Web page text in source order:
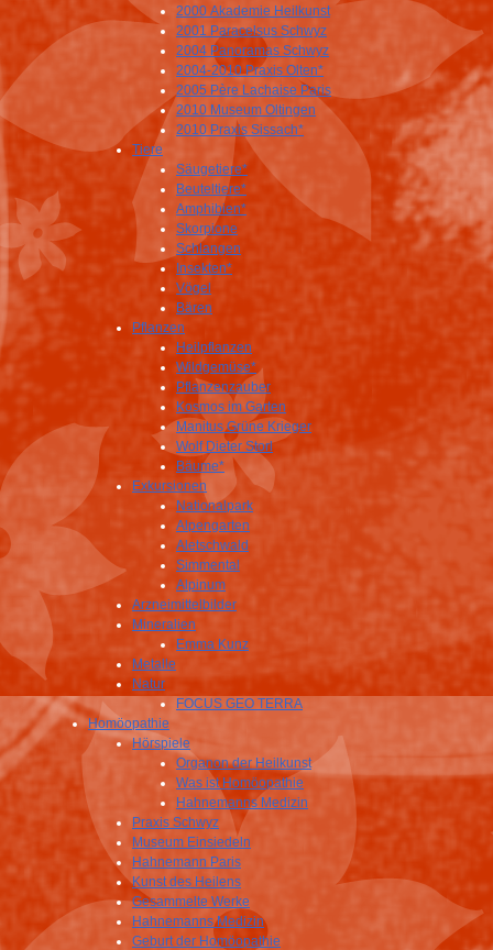
2000 Akademie Heilkunst
2001 Paracelsus Schwyz
2004 Panoramas Schwyz
2004-2010 Praxis Olten*
2005 Père Lachaise Paris
2010 Museum Oltingen
2010 Praxis Sissach*
Tiere
Säugetiere*
Beuteltiere*
Amphibien*
Skorpione
Schlangen
Insekten*
Vögel
Bären
Pflanzen
Heilpflanzen
Wildgemüse*
Pflanzenzauber
Kosmos im Garten
Manitus Grüne Krieger
Wolf Dieter Storl
Bäume*
Exkursionen
Nationalpark
Alpengarten
Aletschwald
Simmental
Alpinum
Arzneimittelbilder
Mineralien
Emma Kunz
Metalle
Natur
FOCUS GEO TERRA
Homöopathie
Hörspiele
Organon der Heilkunst
Was ist Homöopathie
Hahnemanns Medizin
Praxis Schwyz
Museum Einsiedeln
Hahnemann Paris
Kunst des Heilens
Gesammelte Werke
Hahnemanns Medizin
Geburt der Homöopathie